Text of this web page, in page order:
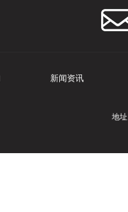
新闻资讯
地